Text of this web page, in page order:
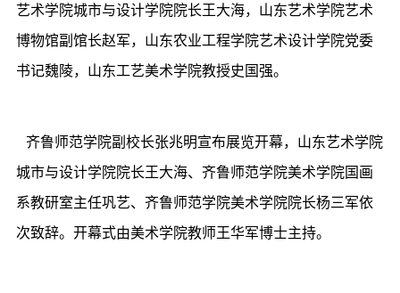
艺术学院城市与设计学院院长王大海，山东艺术学院艺术
博物馆副馆长赵军，山东农业工程学院艺术设计学院党委
书记魏陵，山东工艺美术学院教授史国强。
齐鲁师范学院副校长张兆明宣布展览开幕，山东艺术学院
城市与设计学院院长王大海、齐鲁师范学院美术学院国画
系教研室主任巩艺、齐鲁师范学院美术学院院长杨三军依
次致辞。开幕式由美术学院教师王华军博士主持。